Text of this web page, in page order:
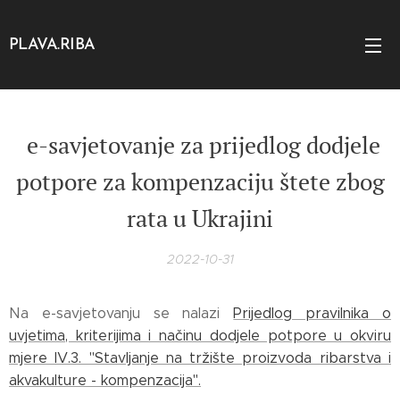
PLAVA.RIBA
e-savjetovanje za prijedlog dodjele
potpore za kompenzaciju štete zbog
rata u Ukrajini
2022-10-31
Na e-savjetovanju se nalaziPrijedlog pravilnika o
uvjetima, kriterijima i načinu dodjele potpore u okviru
mjere IV.3. "Stavljanje na tržište proizvoda ribarstva i
akvakulture - kompenzacija".